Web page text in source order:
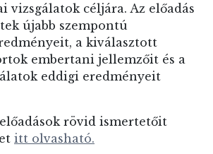
vizsgálatok céljára. Az előadás
újabb szempontú
a kiválasztott
embertani jellemzőit és a
eddigi eredményeit
rövid ismertetőit
itt olvasható.